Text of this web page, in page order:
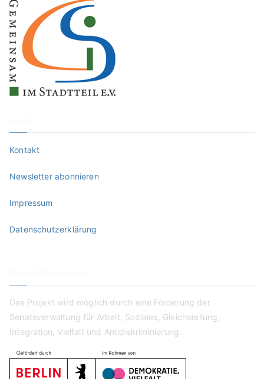
Kontakt
Newsletter abonnieren
Impressum
Datenschutzerklärung
Das Projekt wird möglich durch eine Förderung der
Senatsverwaltung für Arbeit, Soziales, Gleichstellung,
Integration, Vielfalt und Antidiskriminierung.